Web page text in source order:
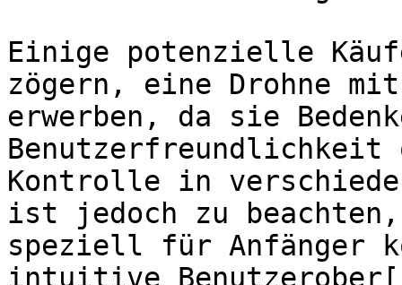
Einige potenzielle
zögern, eine Drohne
erwerben, da sie
Kontrolle in
ist jedoch zu
speziell für Anfänger
intuitive